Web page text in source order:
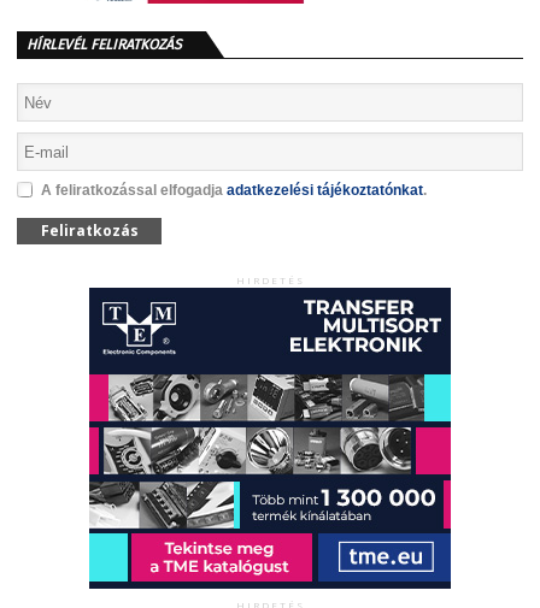
HÍRLEVÉL FELIRATKOZÁS
A feliratkozással elfogadja adatkezelési tájékoztatónkat.
Feliratkozás
HIRDETÉS
HIRDETÉS